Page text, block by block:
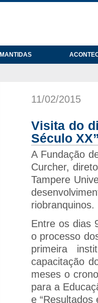
MANTIDAS
11/02/2015
Visita do
Século
A Fundação
Curcher,
Tampere
riobranquinos.
Entre os dias
o processo
primeira
capacitação
meses o
para a
e “Resultados